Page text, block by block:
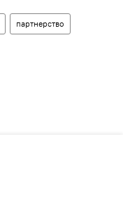
партнерство